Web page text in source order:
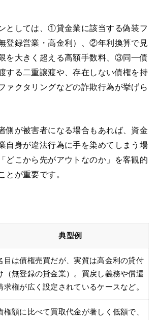
としては、①貸金業に該当する偽装フ
登録営業・高金利）、②年利換算で見
を大きく超える高額手数料、③同一債
する二重譲渡や、存在しない債権を持
ァクタリングなどの詐欺行為が挙げら
側が被害者になる場合もあれば、資金
自身が違法行為に手を染めてしまう場
どこから先がアウトなのか」を客観的
とが重要です。
典型例
目は債権売買だが、実質は高金利の貸付
（無登録の貸金業）。買戻し義務や償還
求権が広く設定されているケースなど。
権額に比べて買取代金が著しく低額で、